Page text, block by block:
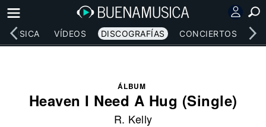
MÚSICA VÍDEOS DISCOGRAFÍAS CONCIERTOS
ÁLBUM
Heaven I Need A Hug (Single)
R. Kelly